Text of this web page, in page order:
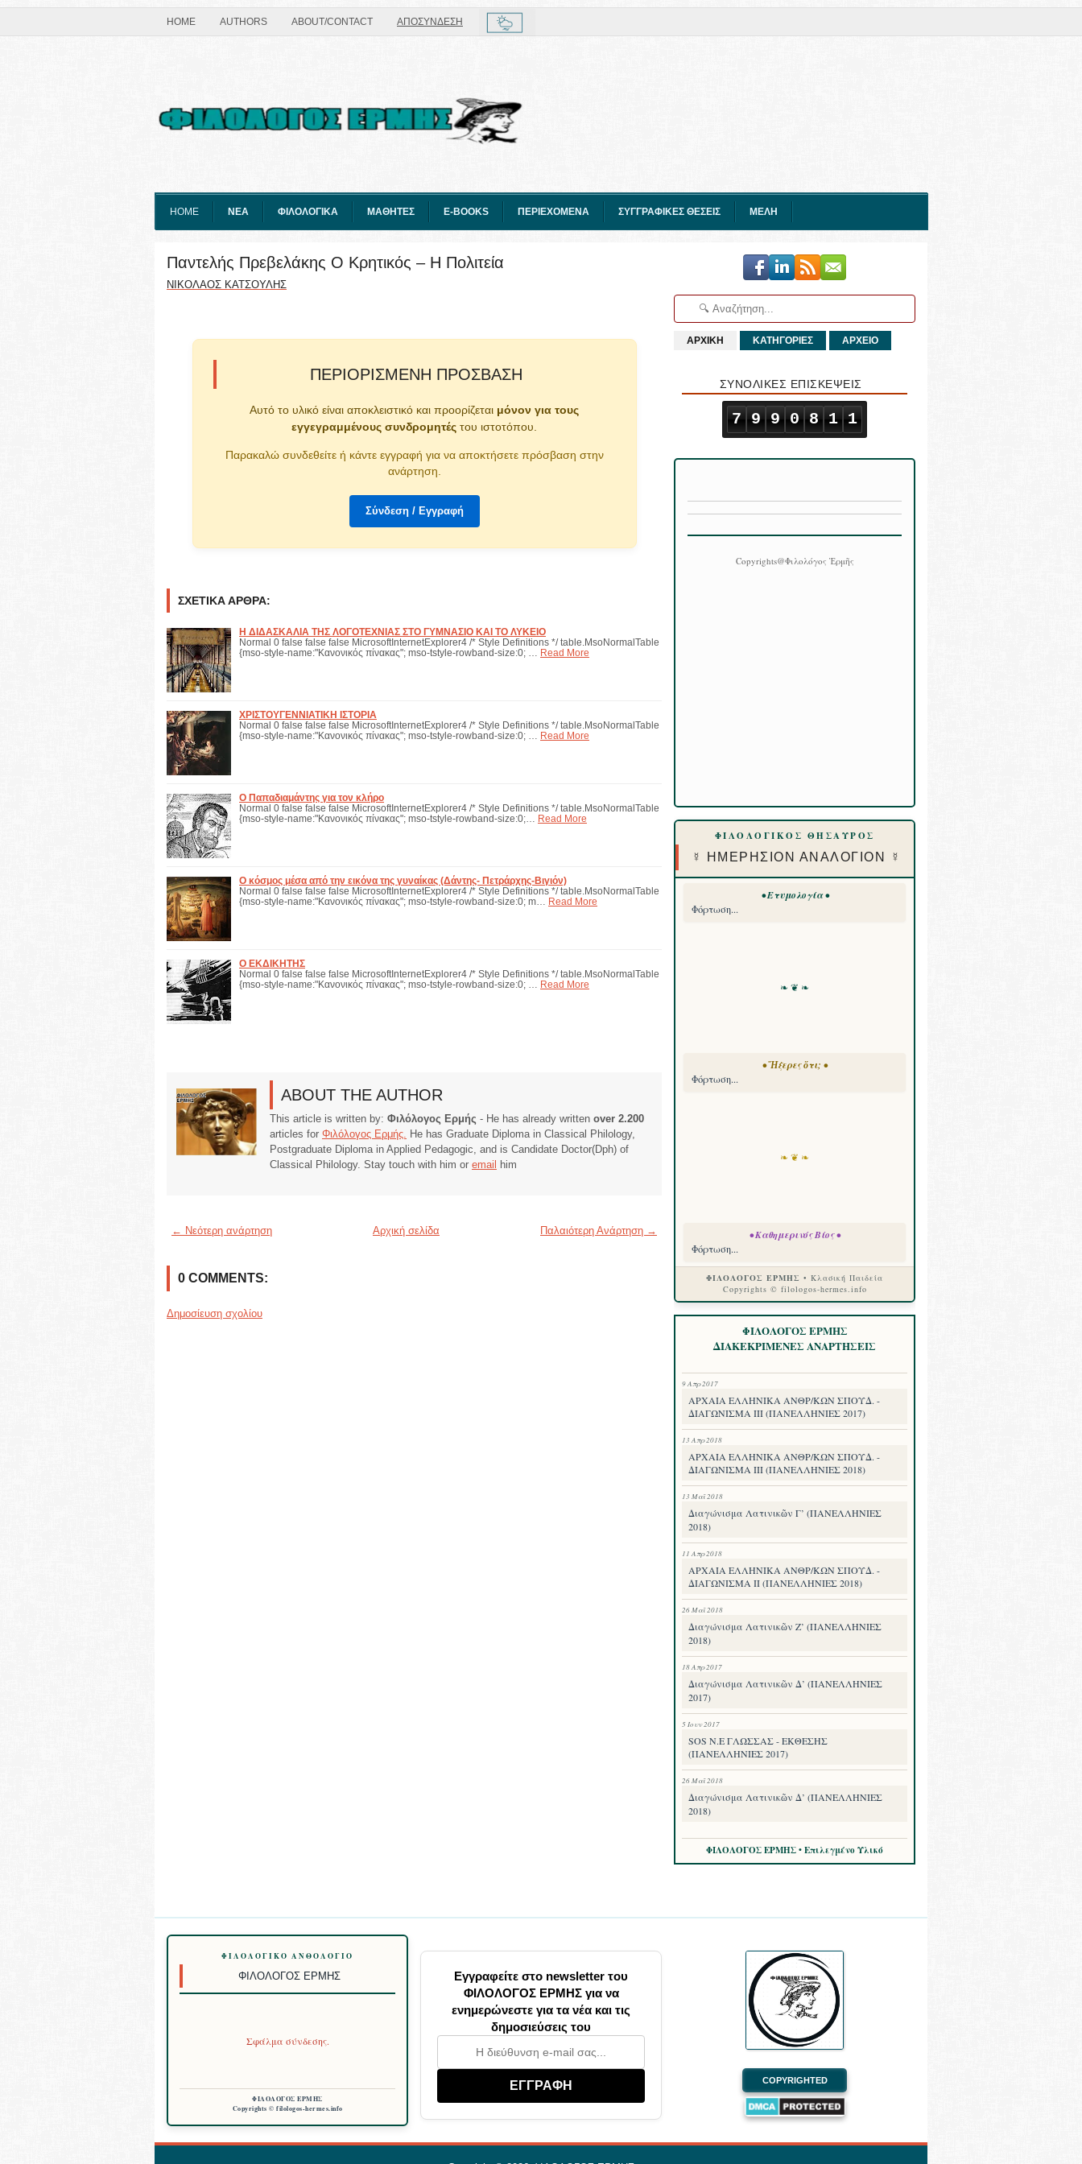
HOME AUTHORS ABOUT/CONTACT ΑΠΟΣΥΝΔΕΣΗ
HOME ΝΕΑ ΦΙΛΟΛΟΓΙΚΑ ΜΑΘΗΤΕΣ E-BOOKS ΠΕΡΙΕΧΟΜΕΝΑ ΣΥΓΓΡΑΦΙΚΕΣ ΘΕΣΕΙΣ ΜΕΛΗ
Παντελής Πρεβελάκης O Κρητικός – Η Πολιτεία
ΝΙΚΟΛΑΟΣ ΚΑΤΣΟΥΛΗΣ
ΠΕΡΙΟΡΙΣΜΈΝΗ ΠΡΌΣΒΑΣΗ
Αυτό το υλικό είναι αποκλειστικό και προορίζεται μόνον για τους
εγγεγραμμένους συνδρομητές του ιστοτόπου.
Παρακαλώ συνδεθείτε ή κάντε εγγραφή για να αποκτήσετε πρόσβαση στην
ανάρτηση.
Σύνδεση / Εγγραφή
ΣΧΕΤΙΚΆ ΆΡΘΡΑ:
Η ΔΙΔΑΣΚΑΛΙΑ ΤΗΣ ΛΟΓΟΤΕΧΝΙΑΣ ΣΤΟ ΓΥΜΝΑΣΙΟ ΚΑΙ ΤΟ ΛΥΚΕΙΟ
Normal 0 false false false MicrosoftInternetExplorer4 /* Style Definitions */ table.MsoNormalTable
{mso-style-name:"Κανονικός πίνακας"; mso-tstyle-rowband-size:0; …
Read More
ΧΡΙΣΤΟΥΓΕΝΝΙΑΤΙΚΗ ΙΣΤΟΡΙΑ
Normal 0 false false false MicrosoftInternetExplorer4 /* Style Definitions */ table.MsoNormalTable
{mso-style-name:"Κανονικός πίνακας"; mso-tstyle-rowband-size:0; …
Read More
Ο Παπαδιαμάντης για τον κλήρο
Normal 0 false false false MicrosoftInternetExplorer4 /* Style Definitions */ table.MsoNormalTable
{mso-style-name:"Κανονικός πίνακας"; mso-tstyle-rowband-size:0;…
Read More
Ο κόσμος μέσα από την εικόνα της γυναίκας (Δάντης- Πετράρχης-Βιγιόν)
Normal 0 false false false MicrosoftInternetExplorer4 /* Style Definitions */ table.MsoNormalTable
{mso-style-name:"Κανονικός πίνακας"; mso-tstyle-rowband-size:0; m…
Read More
Ο ΕΚΔΙΚΗΤΗΣ
Normal 0 false false false MicrosoftInternetExplorer4 /* Style Definitions */ table.MsoNormalTable
{mso-style-name:"Κανονικός πίνακας"; mso-tstyle-rowband-size:0; …
Read More
ABOUT THE AUTHOR
This article is written by: Φιλόλογος Ερμής - He has already written over 2.200
articles for Φιλόλογος Ερμής. He has Graduate Diploma in Classical Philology,
Postgraduate Diploma in Applied Pedagogic, and is Candidate Doctor(Dph) of
Classical Philology. Stay touch with him or email him
← Νεότερη ανάρτηση Παλαιότερη Ανάρτηση →
Αρχική σελίδα
0 COMMENTS:
Δημοσίευση σχολίου
ΑΡΧΙΚΗ ΚΑΤΗΓΟΡΙΕΣ ΑΡΧΕΙΟ
ΣΥΝΟΛΙΚΕΣ ΕΠΙΣΚΕΨΕΙΣ
7 9 9 0 8 1 1
Copyrights@Φιλολόγος Ἑρμῆς
ΦΙΛΟΛΟΓΙΚΟΣ ΘΗΣΑΥΡΟΣ
☿ ΗΜΕΡΗΣΙΟΝ ΑΝΑΛΟΓΙΟΝ ☿
• Ετυμολογία •
Φόρτωση...
❧ ❦ ❧
• Ἤξερες ὅτι; •
Φόρτωση...
❧ ❦ ❧
• Καθημερινός Βίος •
Φόρτωση...
ΦΙΛΟΛΟΓΟΣ ΕΡΜΗΣ • Κλασική Παιδεία
Copyrights © filologos-hermes.info
ΦΙΛΟΛΟΓΟΣ ΕΡΜΗΣ
ΔΙΑΚΕΚΡΙΜΕΝΕΣ ΑΝΑΡΤΗΣΕΙΣ
9 Απρ 2017
ΑΡΧΑΙΑ ΕΛΛΗΝΙΚΑ ΑΝΘΡ/ΚΩΝ ΣΠΟΥΔ. -
ΔΙΑΓΩΝΙΣΜΑ III (ΠΑΝΕΛΛΗΝΙΕΣ 2017)
13 Απρ 2018
ΑΡΧΑΙΑ ΕΛΛΗΝΙΚΑ ΑΝΘΡ/ΚΩΝ ΣΠΟΥΔ. -
ΔΙΑΓΩΝΙΣΜΑ III (ΠΑΝΕΛΛΗΝΙΕΣ 2018)
13 Μαΐ 2018
Διαγώνισμα Λατινικῶν Γ’ (ΠΑΝΕΛΛΗΝΙΕΣ
2018)
11 Απρ 2018
ΑΡΧΑΙΑ ΕΛΛΗΝΙΚΑ ΑΝΘΡ/ΚΩΝ ΣΠΟΥΔ. -
ΔΙΑΓΩΝΙΣΜΑ II (ΠΑΝΕΛΛΗΝΙΕΣ 2018)
26 Μαΐ 2018
Διαγώνισμα Λατινικῶν Ζ’ (ΠΑΝΕΛΛΗΝΙΕΣ
2018)
18 Απρ 2017
Διαγώνισμα Λατινικῶν Δ’ (ΠΑΝΕΛΛΗΝΙΕΣ
2017)
5 Ιουν 2017
SOS Ν.Ε ΓΛΩΣΣΑΣ - ΕΚΘΕΣΗΣ
(ΠΑΝΕΛΛΗΝΙΕΣ 2017)
26 Μαΐ 2018
Διαγώνισμα Λατινικῶν Δ’ (ΠΑΝΕΛΛΗΝΙΕΣ
2018)
ΦΙΛΟΛΟΓΟΣ ΕΡΜΗΣ • Επιλεγμένο Υλικό
ΦΙΛΟΛΟΓΙΚΌ ΑΝΘΟΛΌΓΙΟ
ΦΙΛΌΛΟΓΟΣ ΕΡΜΉΣ
Σφάλμα σύνδεσης.
ΦΙΛΟΛΟΓΟΣ ΕΡΜΗΣ
Copyrights © filologos-hermes.info
Εγγραφείτε στο newsletter του
ΦΙΛΟΛΟΓΟΣ ΕΡΜΗΣ για να
ενημερώνεστε για τα νέα και τις
δημοσιεύσεις του
ΕΓΓΡΑΦΗ COPYRIGHTED